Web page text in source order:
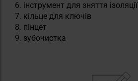
інструмент для зняття ізоляції
кільце для ключів
пінцет
зубочистка